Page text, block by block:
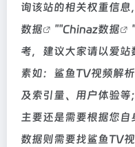
询该站的相关权重信息
数据
""Chinaz数据
考，建议大家请以爱
素如：鲨鱼TV视频解
及索引量、用户体验
主要还是需要根据您
数据则需要找鲨鱼TV